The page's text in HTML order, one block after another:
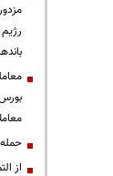
از